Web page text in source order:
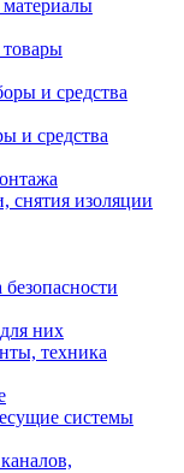
и средства
снятия изоляции
них
техника
системы